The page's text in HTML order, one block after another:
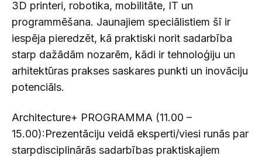
3D printeri, robotika, mobilitāte, IT un
programmēšana. Jaunajiem speciālistiem šī ir
iespēja pieredzēt, kā praktiski norit sadarbība
starp dažādām nozarēm, kādi ir tehnoloģiju un
arhitektūras prakses saskares punkti un inovāciju
potenciāls.
Architecture+ PROGRAMMA (11.00 –
15.00):Prezentāciju veidā eksperti/viesi runās par
starpdisciplinārās sadarbības praktiskajiem